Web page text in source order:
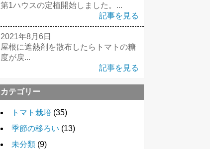
第1ハウスの定植開始しました。...
記事を見る
2021年8月6日
屋根に遮熱剤を散布したらトマトの糖
度が戻...
記事を見る
カテゴリー
トマト栽培 (35)
季節の移ろい (13)
未分類 (9)